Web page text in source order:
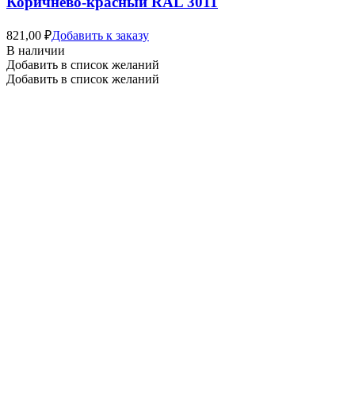
821,00 ₽Добавить к заказу
В наличии
Добавить в список желаний
Добавить в список желаний